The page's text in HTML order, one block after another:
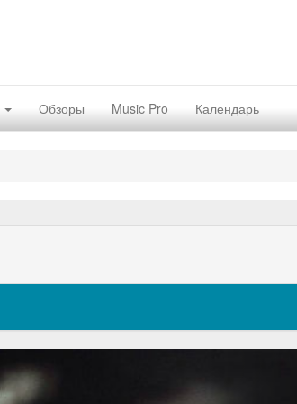
Обзоры Music Pro Календарь